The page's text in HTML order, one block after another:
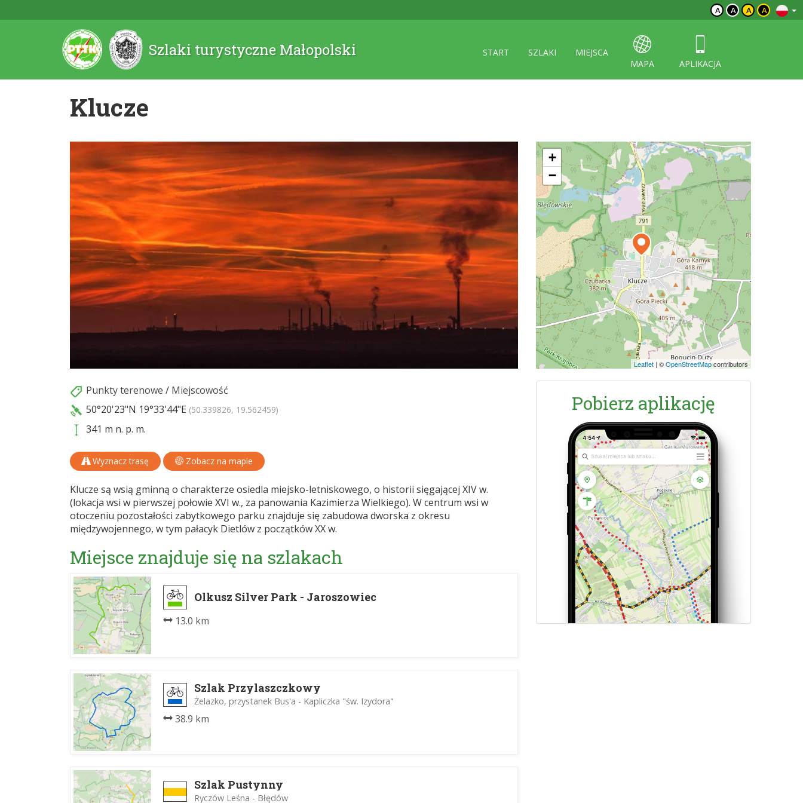
A A A A
Szlaki turystyczne Małopolski START SZLAKI
MIEJSCA
MAPA
APLIKACJA
Klucze
Punkty terenowe / Miejscowość
50°20'23"N 19°33'44"E (50.339826, 19.562459)
341 m n. p. m.
Wyznacz trasę Zobacz na mapie
Klucze są wsią gminną o charakterze osiedla miejsko-letniskowego, o historii sięgającej XIV w.
(lokacja wsi w pierwszej połowie XVI w., za panowania Kazimierza Wielkiego). W centrum wsi w
otoczeniu pozostałości zabytkowego parku znajduje się zabudowa dworska z okresu
międzywojennego, w tym pałacyk Dietlów z początków XX w.
Miejsce znajduje się na szlakach
Olkusz Silver Park - Jaroszowiec
13.0 km
Szlak Przylaszczkowy
Żelazko, przystanek Bus'a - Kapliczka "św. Izydora"
38.9 km
Szlak Pustynny
Ryczów Leśna - Błędów
+
−
Leaflet | ©OpenStreetMapcontributors
Pobierz aplikację